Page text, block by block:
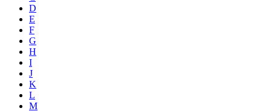
D
E
F
G
H
I
J
K
L
M